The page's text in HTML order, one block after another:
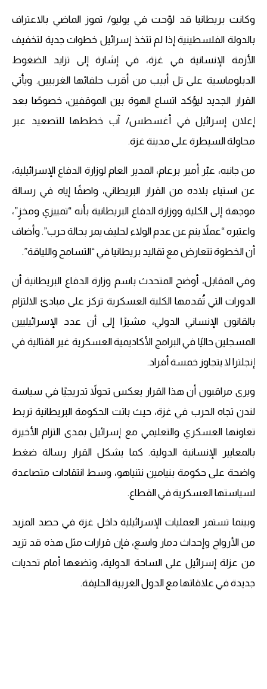
وكانت بريطانيا قد لوّحت في يوليو/ تموز الماضي بالاعتراف
بالدولة الفلسطينية إذا لم تتخذ إسرائيل خطوات جدية لتخفيف
الأزمة الإنسانية في غزة، في إشارة إلى تزايد الضغوط
الدبلوماسية على تل أبيب من أقرب حلفائها الغربيين. ويأتي
القرار الجديد ليؤكد اتساع الهوة بين الموقفين، خصوصًا بعد
إعلان إسرائيل في أغسطس/ آب خططها للتصعيد عبر
محاولة السيطرة على مدينة غزة.
من جانبه، عبّر أمير برعام، المدير العام لوزارة الدفاع الإسرائيلية،
عن استياء بلاده من القرار البريطاني، واصفًا إياه في رسالة
موجهة إلى الكلية ووزارة الدفاع البريطانية بأنه “تمييزي ومخزٍ”،
واعتبره “عملاً ينم عن عدم الولاء لحليف يمر بحالة حرب”. وأضاف
أن الخطوة تتعارض مع تقاليد بريطانيا في “التسامح واللياقة”.
وفي المقابل، أوضح المتحدث باسم وزارة الدفاع البريطانية أن
الدورات التي تُقدمها الكلية العسكرية تركز على مبادئ الالتزام
بالقانون الإنساني الدولي، مشيرًا إلى أن عدد الإسرائيليين
المسجلين حاليًا في البرامج الأكاديمية العسكرية غير القتالية في
إنجلترا لا يتجاوز خمسة أفراد.
ويرى مراقبون أن هذا القرار يعكس تحولاً تدريجيًا في سياسة
لندن تجاه الحرب في غزة، حيث باتت الحكومة البريطانية تربط
تعاونها العسكري والتعليمي مع إسرائيل بمدى التزام الأخيرة
بالمعايير الإنسانية الدولية. كما يشكل القرار رسالة ضغط
واضحة على حكومة بنيامين نتنياهو، وسط انتقادات متصاعدة
لسياستها العسكرية في القطاع.
وبينما تستمر العمليات الإسرائيلية داخل غزة في حصد المزيد
من الأرواح وإحداث دمار واسع، فإن قرارات مثل هذه قد تزيد
من عزلة إسرائيل على الساحة الدولية، وتضعها أمام تحديات
جديدة في علاقاتها مع الدول الغربية الحليفة.